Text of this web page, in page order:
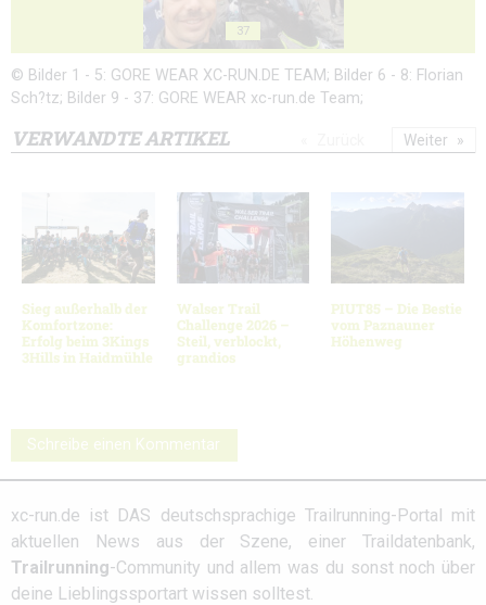
37
© Bilder 1 - 5: GORE WEAR XC-RUN.DE TEAM; Bilder 6 - 8: Florian
Sch?tz; Bilder 9 - 37: GORE WEAR xc-run.de Team;
VERWANDTE ARTIKEL
Sieg außerhalb der
Komfortzone:
Erfolg beim 3Kings
3Hills in Haidmühle
Walser Trail
Challenge 2026 –
Steil, verblockt,
grandios
PIUT85 – Die Bestie
vom Paznauner
Höhenweg
Weiter
Schreibe einen Kommentar
xc-run.de ist DAS deutschsprachige Trailrunning-Portal mit
aktuellen News aus der Szene, einer Traildatenbank,
Trailrunning-Community und allem was du sonst noch über
deine Lieblingssportart wissen solltest.